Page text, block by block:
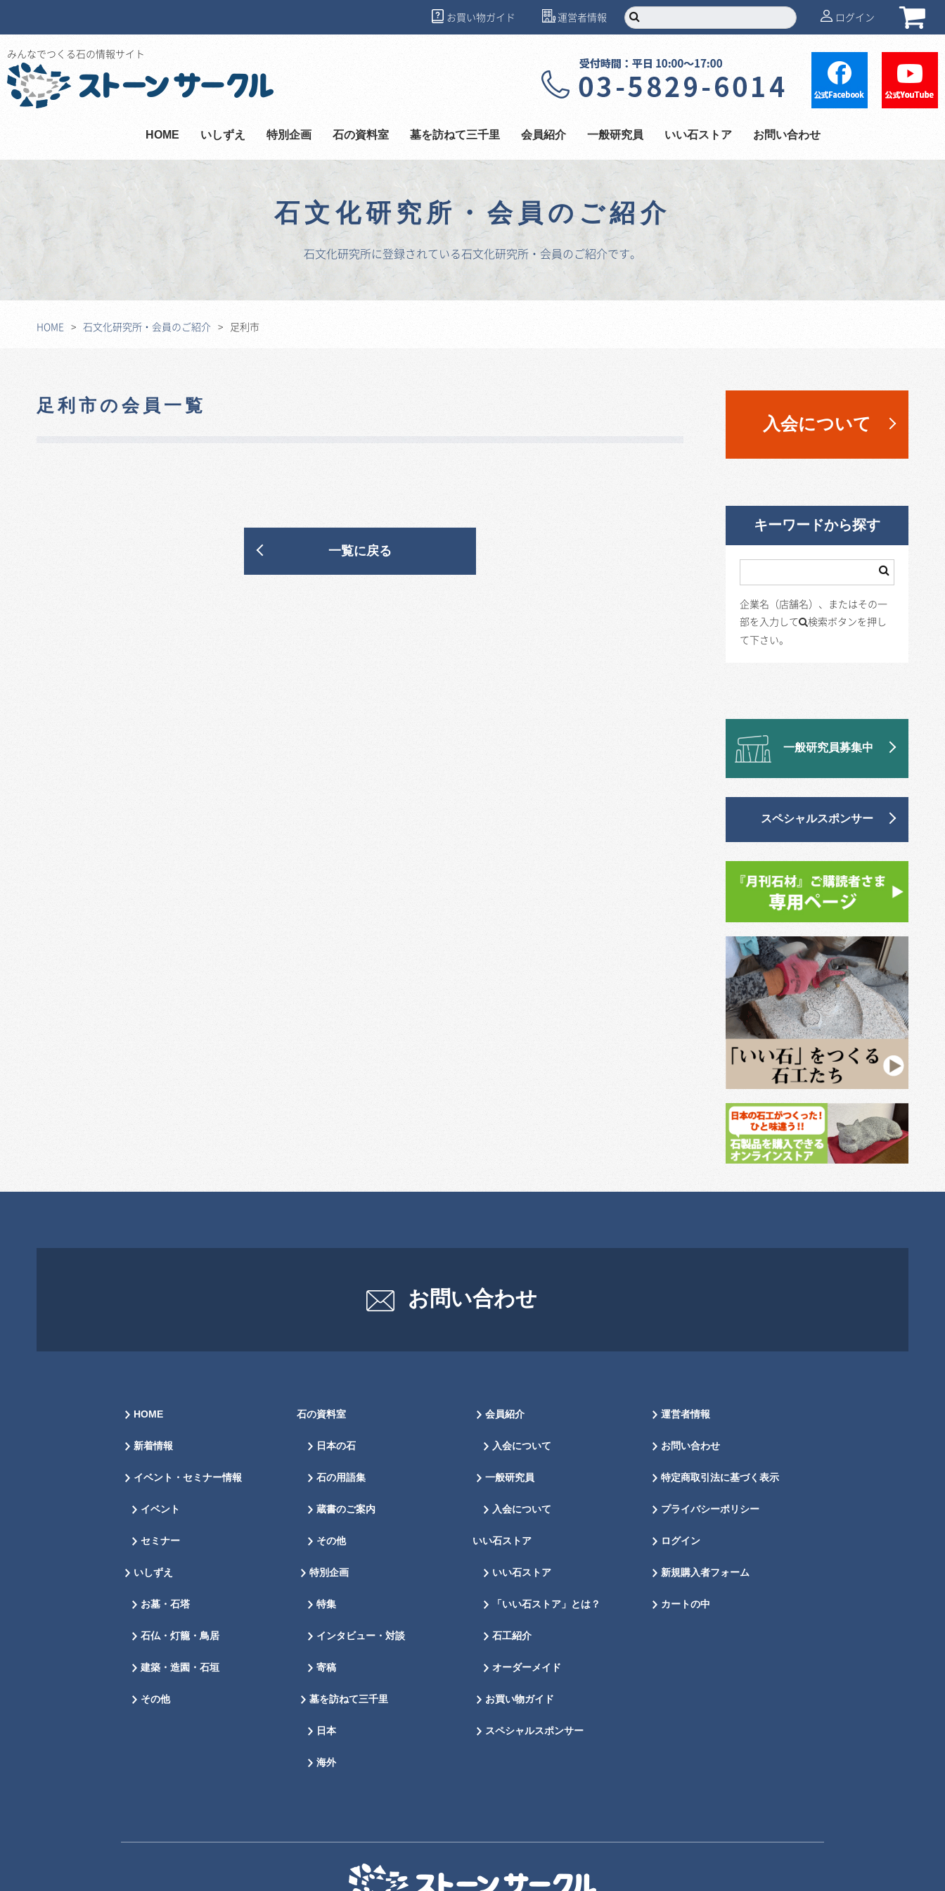
お買い物ガイド 運営者情報 ログイン
みんなでつくる石の情報サイト
HOME いしずえ 特別企画 石の資料室 墓を訪ねて三千里 会員紹介 一般研究員 いい石ストア お問い合わせ
石文化研究所・会員のご紹介
石文化研究所に登録されている石文化研究所・会員のご紹介です。
HOME 石文化研究所・会員のご紹介 足利市
足利市の会員一覧
一覧に戻る
入会について
キーワードから探す
企業名（店舗名）、またはその一
部を入力して
検索ボタンを押し
て下さい。
一般研究員募集中
スペシャルスポンサー
お問い合わせ
HOME
新着情報
イベント・セミナー情報
イベント
セミナー
いしずえ
お墓・石塔
石仏・灯籠・鳥居
建築・造園・石垣
その他
石の資料室
日本の石
石の用語集
蔵書のご案内
その他
特別企画
特集
インタビュー・対談
寄稿
墓を訪ねて三千里
日本
海外
会員紹介
入会について
一般研究員
入会について
いい石ストア
いい石ストア
「いい石ストア」とは？
石工紹介
オーダーメイド
お買い物ガイド
スペシャルスポンサー
運営者情報
お問い合わせ
特定商取引法に基づく表示
プライバシーポリシー
ログイン
新規購入者フォーム
カートの中